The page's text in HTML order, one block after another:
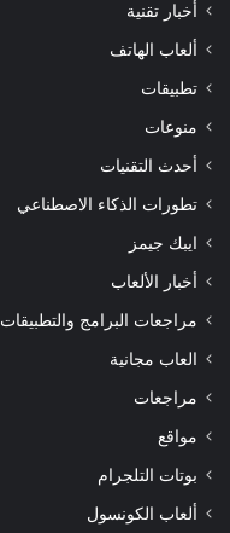
أخبار تقنية
ألعاب الهاتف
تطبيقات
منوعات
أحدث التقنيات
تطورات الذكاء الاصطناعي
ايبك جيمز
أخبار الألعاب
مراجعات البرامج والتطبيقات
العاب مجانية
مراجعات
مواقع
بوتات التلجرام
ألعاب الكونسول